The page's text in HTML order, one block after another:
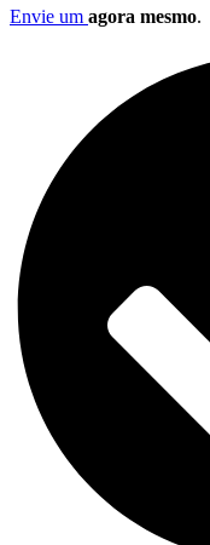
Envie um agora mesmo.